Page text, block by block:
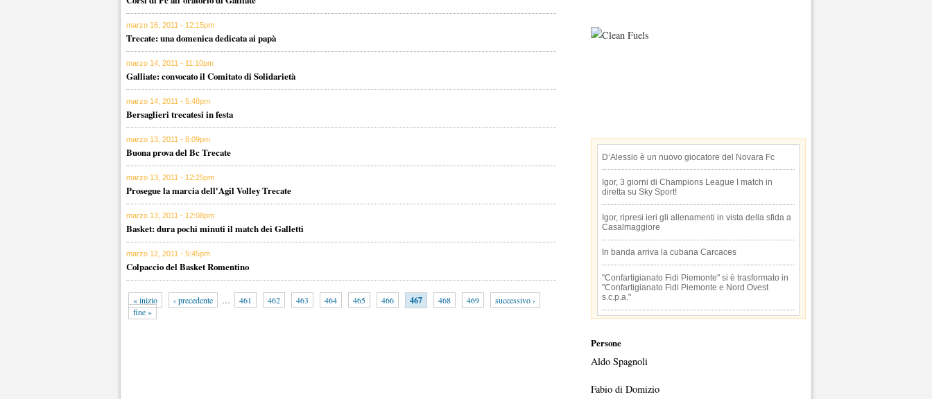
marzo 16, 2011 - 12:15pm
Trecate: una domenica dedicata ai papà
marzo 14, 2011 - 11:10pm
Galliate: convocato il Comitato di Solidarietà
marzo 14, 2011 - 5:48pm
Bersaglieri trecatesi in festa
marzo 13, 2011 - 8:09pm
Buona prova del Bc Trecate
marzo 13, 2011 - 12:25pm
Prosegue la marcia dell'Agil Volley Trecate
marzo 13, 2011 - 12:08pm
Basket: dura pochi minuti il match dei Galletti
marzo 12, 2011 - 5:45pm
Colpaccio del Basket Romentino
« inizio ‹ precedente … 461 462 463 464 465 466 467 468 469
successivo ›
fine »
D’Alessio è un nuovo giocatore del Novara Fc
Igor, 3 giorni di Champions League I match in
diretta su Sky Sport!
Igor, ripresi ieri gli allenamenti in vista della sfida a
Casalmaggiore
In banda arriva la cubana Carcaces
"Confartigianato Fidi Piemonte" si è trasformato in
"Confartigianato Fidi Piemonte e Nord Ovest
s.c.p.a."
Persone
Aldo Spagnoli
Fabio di Domizio